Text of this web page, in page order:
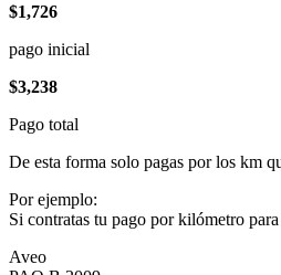
$1,726
pago inicial
$3,238
Pago total
De esta forma solo pagas por los km
Por ejemplo:
Si contratas tu pago por kilómetro
Aveo